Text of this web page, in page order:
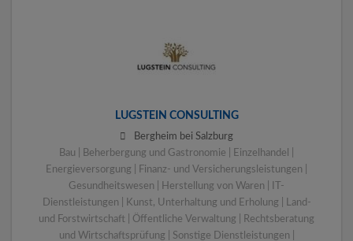
LUGSTEIN CONSULTING
Bergheim bei Salzburg
Bau | Beherbergung und Gastronomie | Einzelhandel |
Energieversorgung | Finanz- und Versicherungsleistungen |
Gesundheitswesen | Herstellung von Waren | IT-
Dienstleistungen | Kunst, Unterhaltung und Erholung | Land-
und Forstwirtschaft | Öffentliche Verwaltung | Rechtsberatung
und Wirtschaftsprüfung | Sonstige Dienstleistungen |